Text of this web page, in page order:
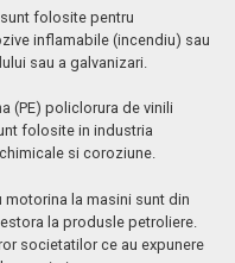
pe timp de vara
polietilena (PE-HWU)
folosite pentru
inflamabile (incendiu) sau
sau a galvanizari.
(PE) policlorura de vinili
folosite in industria
si coroziune.
motorina la masini sunt din
la produsle petroliere.
societatilor ce au expunere